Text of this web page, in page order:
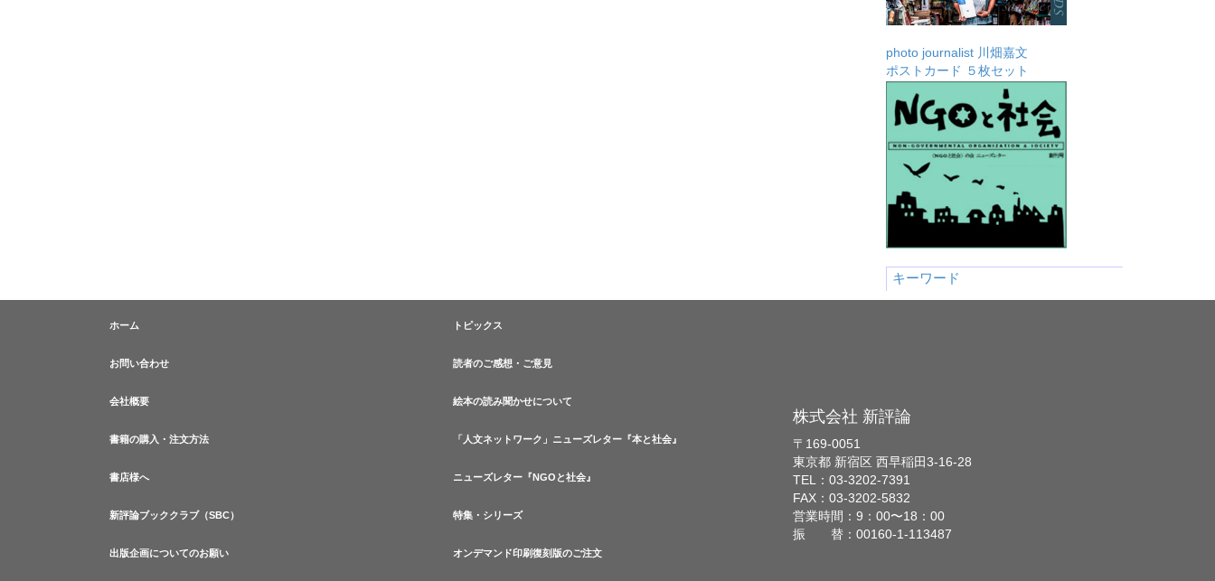
photo journalist 川畑嘉文
ポストカード ５枚セット
キーワード
ホーム
お問い合わせ
会社概要
書籍の購入・注文方法
書店様へ
新評論ブッククラブ（SBC）
出版企画についてのお願い
トピックス
読者のご感想・ご意見
絵本の読み聞かせについて
「人文ネットワーク」ニューズレター『本と社会』
ニューズレター『NGOと社会』
特集・シリーズ
オンデマンド印刷復刻版のご注文
株式会社 新評論
〒169-0051
東京都 新宿区 西早稲田3-16-28
TEL：03-3202-7391
FAX：03-3202-5832
営業時間：9：00〜18：00
振 替：00160-1-113487